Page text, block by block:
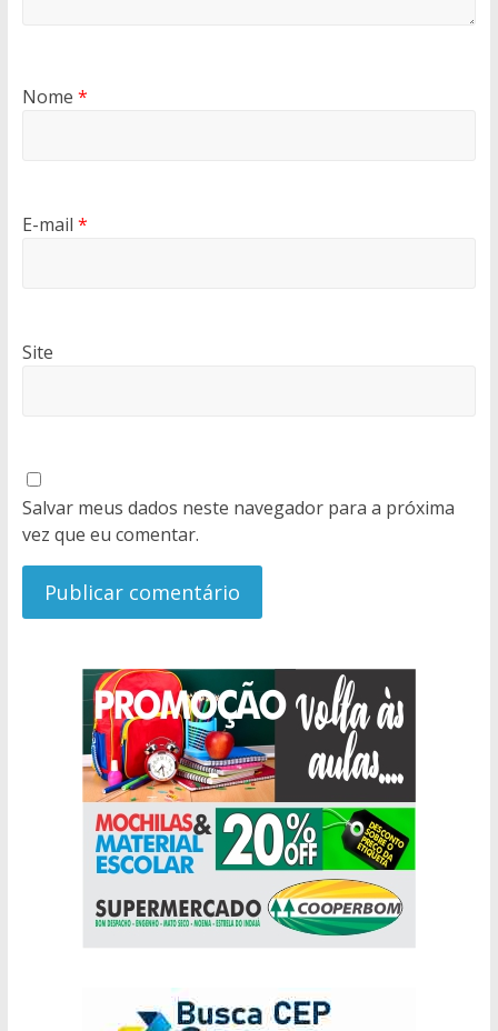
Nome *
E-mail *
Site
Salvar meus dados neste navegador para a próxima
vez que eu comentar.